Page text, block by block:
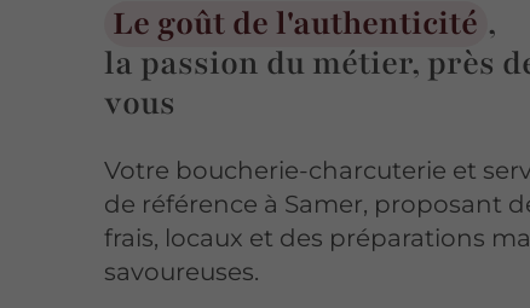
Le goût de l'authenticité ,
la passion du métier, près
vous
Votre boucherie-charcuterie et
de référence à Samer, proposant
frais, locaux et des préparations
savoureuses.